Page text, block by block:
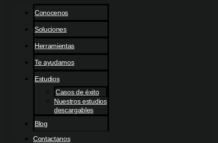
Conocenos
Soluciones
Herramientas
Te ayudamos
Estudios
Casos de éxito
Nuestros estudios
descargables
Blog
Contactanos